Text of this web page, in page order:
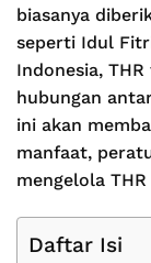
biasanya
seperti Idul
Indonesia,
hubungan
ini akan
manfaat,
mengelola
Daftar Isi